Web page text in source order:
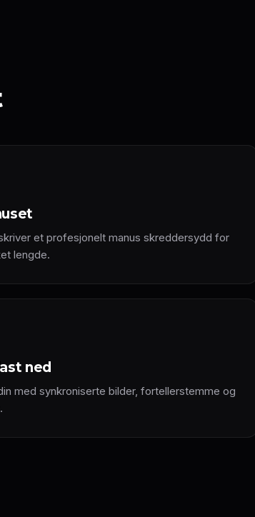
et profesjonelt manus skreddersydd for
lengde.
ned
med synkroniserte bilder, fortellerstemme og